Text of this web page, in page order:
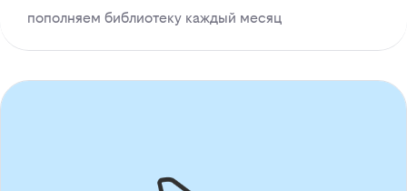
пополняем библиотеку каждый месяц